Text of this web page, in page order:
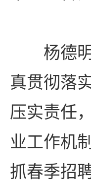
杨德
真贯彻落
压实责任
业工作机
抓春季招